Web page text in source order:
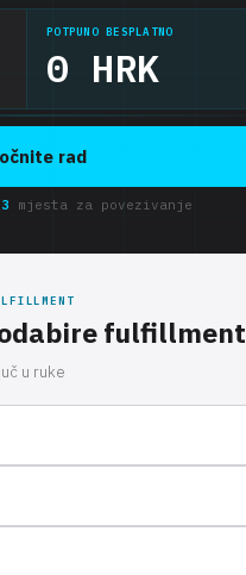
POTPUNO BESPLATNO
0 HRK
rad
mjesta za povezivanje
fulfillment
u ruke